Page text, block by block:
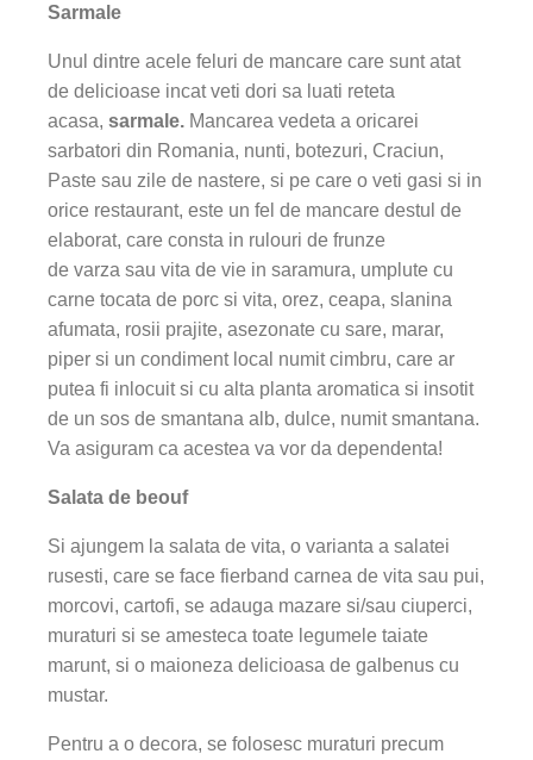
Sarmale
Unul dintre acele feluri de mancare care sunt atat
de delicioase incat veti dori sa luati reteta
acasa, sarmale. Mancarea vedeta a oricarei
sarbatori din Romania, nunti, botezuri, Craciun,
Paste sau zile de nastere, si pe care o veti gasi si in
orice restaurant, este un fel de mancare destul de
elaborat, care consta in rulouri de frunze
de varza sau vita de vie in saramura, umplute cu
carne tocata de porc si vita, orez, ceapa, slanina
afumata, rosii prajite, asezonate cu sare, marar,
piper si un condiment local numit cimbru, care ar
putea fi inlocuit si cu alta planta aromatica si insotit
de un sos de smantana alb, dulce, numit smantana.
Va asiguram ca acestea va vor da dependenta!
Salata de beouf
Si ajungem la salata de vita, o varianta a salatei
rusesti, care se face fierband carnea de vita sau pui,
morcovi, cartofi, se adauga mazare si/sau ciuperci,
muraturi si se amesteca toate legumele taiate
marunt, si o maioneza delicioasa de galbenus cu
mustar.
Pentru a o decora, se folosesc muraturi precum